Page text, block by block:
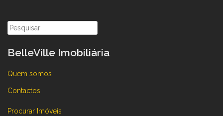
Pesquisar
por:
BelleVille Imobiliária
Quem somos
Contactos
Procurar Imóveis